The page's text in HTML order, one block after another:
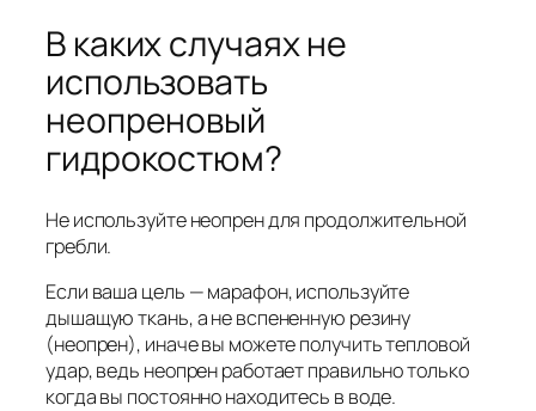
В каких случаях не
использовать
неопреновый
гидрокостюм?
Не используйте неопрен для продолжительной
гребли.
Если ваша цель — марафон, используйте
дышащую ткань, а не вспененную резину
(неопрен), иначе вы можете получить тепловой
удар, ведь неопрен работает правильно только
когда вы постоянно находитесь в воде.